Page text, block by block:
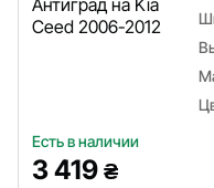
Есть в наличии
3 419 ₴